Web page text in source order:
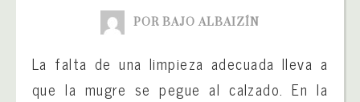
POR BAJO ALBAIZÍN
La falta de una limpieza adecuada lleva a
que la mugre se pegue al calzado. En la